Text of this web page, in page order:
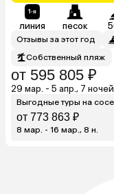
линия песок
Отзывы за этот год
Собственный пляж
от 595 805 ₽
29 мар. - 5 апр., 7 ночей
Выгодные туры на
от 773 863 ₽
8 мар. - 16 мар., 8 н.